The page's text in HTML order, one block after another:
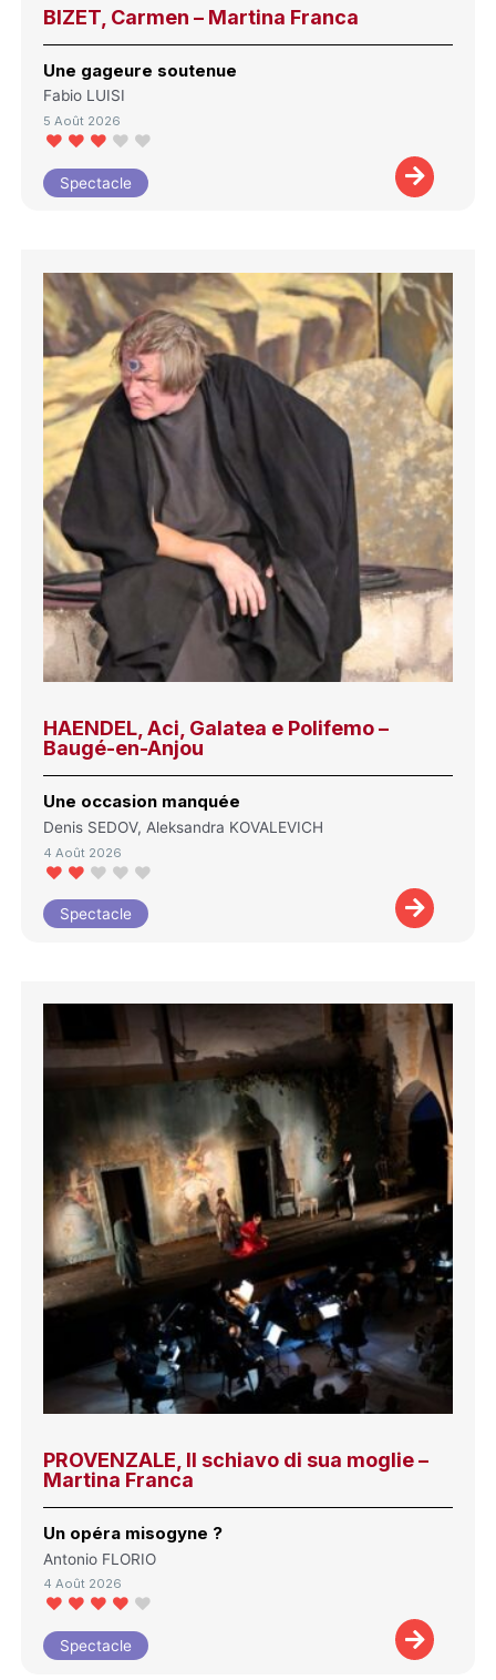
BIZET, Carmen – Martina Franca
Une gageure soutenue
Fabio LUISI
5 Août 2026
Spectacle
HAENDEL, Aci, Galatea e Polifemo –
Baugé-en-Anjou
Une occasion manquée
Denis SEDOV, Aleksandra KOVALEVICH
4 Août 2026
Spectacle
PROVENZALE, Il schiavo di sua moglie –
Martina Franca
Un opéra misogyne ?
Antonio FLORIO
4 Août 2026
Spectacle